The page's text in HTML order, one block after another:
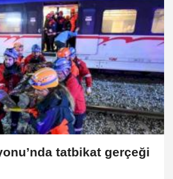
tatbikat gerçeği